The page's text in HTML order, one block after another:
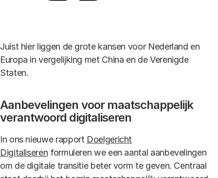
Juist hier liggen de grote kansen voor Nederland en
Europa in vergelijking met China en de Verenigde
Staten.
Aanbevelingen voor maatschappelijk
verantwoord digitaliseren
In ons nieuwe rapport Doelgericht
Digitaliseren formuleren we een aantal aanbevelingen
om de digitale transitie beter vorm te geven. Centraal